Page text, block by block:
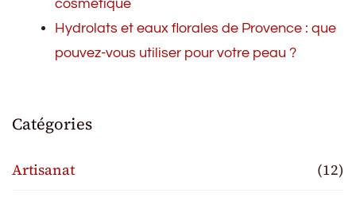
cosmétique
Hydrolats et eaux florales de Provence : que
pouvez-vous utiliser pour votre peau ?
Catégories
Artisanat (12)